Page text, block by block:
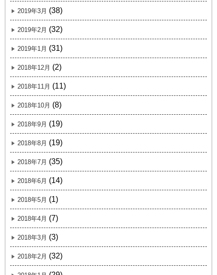
2019年3月 (38)
2019年2月 (32)
2019年1月 (31)
2018年12月 (2)
2018年11月 (11)
2018年10月 (8)
2018年9月 (19)
2018年8月 (19)
2018年7月 (35)
2018年6月 (14)
2018年5月 (1)
2018年4月 (7)
2018年3月 (3)
2018年2月 (32)